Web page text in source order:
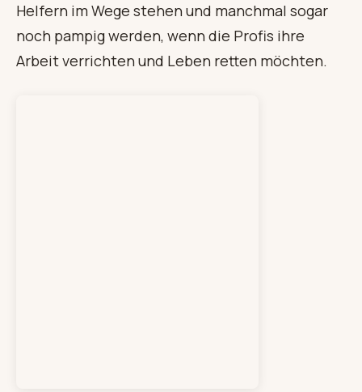
Helfern im Wege stehen und manchmal sogar
noch pampig werden, wenn die Profis ihre
Arbeit verrichten und Leben retten möchten.